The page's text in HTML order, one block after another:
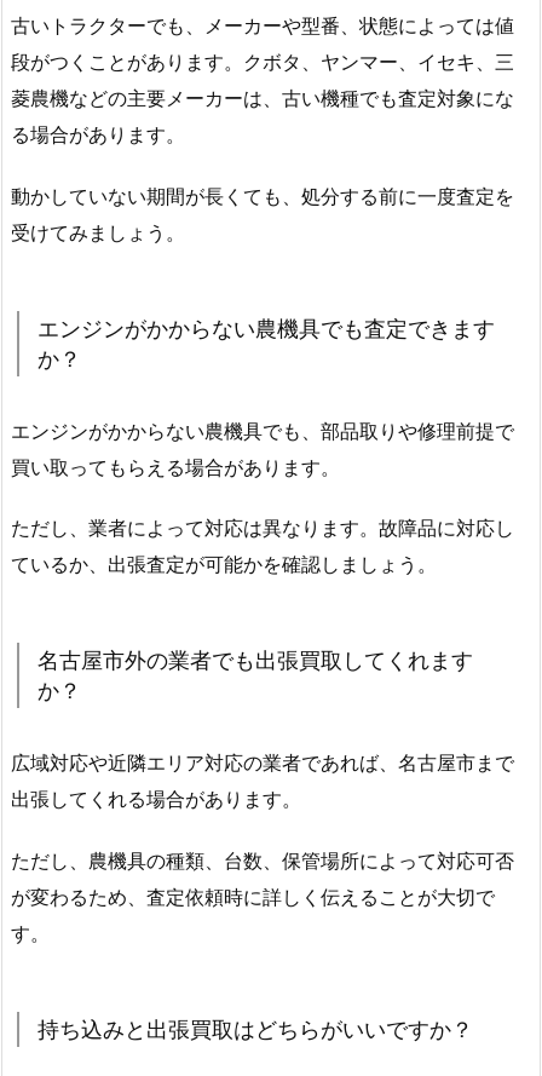
古いトラクターでも、メーカーや型番、状態によっては値
段がつくことがあります。クボタ、ヤンマー、イセキ、三
菱農機などの主要メーカーは、古い機種でも査定対象にな
る場合があります。
動かしていない期間が長くても、処分する前に一度査定を
受けてみましょう。
エンジンがかからない農機具でも査定できます
か？
エンジンがかからない農機具でも、部品取りや修理前提で
買い取ってもらえる場合があります。
ただし、業者によって対応は異なります。故障品に対応し
ているか、出張査定が可能かを確認しましょう。
名古屋市外の業者でも出張買取してくれます
か？
広域対応や近隣エリア対応の業者であれば、名古屋市まで
出張してくれる場合があります。
ただし、農機具の種類、台数、保管場所によって対応可否
が変わるため、査定依頼時に詳しく伝えることが大切で
す。
持ち込みと出張買取はどちらがいいですか？